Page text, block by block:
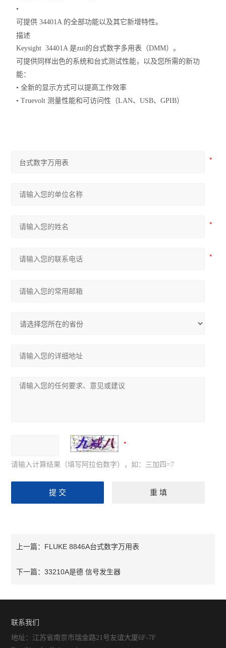
•
可提供 34401A 的全部功能以及其它新增特性。
描述
Keysight 34401A 是zui的台式数字多用表（DMM）。
可提供同样出色的系统和台式测试性能，以及您所需的新功
能：
• 全新的显示方式可以提高工作效率
• Truevolt 测量性能和可访问性（LAN、USB、GPIB）
请输入计算结果（填写阿拉伯数字），如：三加四=7
上一篇： FLUKE 8846A台式数字万用表
下一篇：33210A是德 信号发生器
联系我们
地址：江苏省南京市瑞金路21号友谊大厦6F-7F